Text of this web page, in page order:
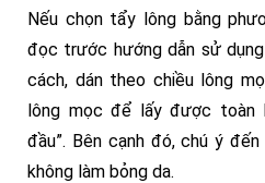
Nếu chọn tẩy lông bằng
đọc trước hướng dẫn sử
cách, dán theo chiều lông
lông mọc để lấy được toàn
đầu”. Bên cạnh đó, chú ý
không làm bỏng da.